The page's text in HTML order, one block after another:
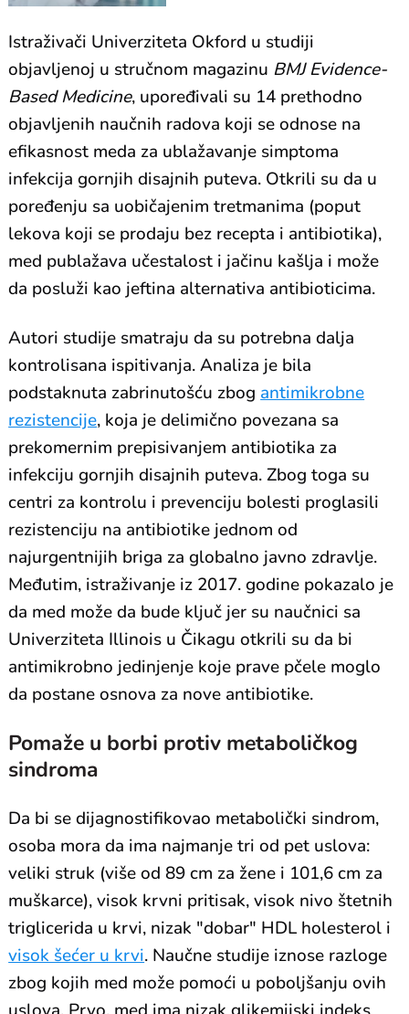
Istraživači Univerziteta Okford u studiji
objavljenoj u stručnom magazinu BMJ Evidence-
Based Medicine, upoređivali su 14 prethodno
objavljenih naučnih radova koji se odnose na
efikasnost meda za ublažavanje simptoma
infekcija gornjih disajnih puteva. Otkrili su da u
poređenju sa uobičajenim tretmanima (poput
lekova koji se prodaju bez recepta i antibiotika),
med publažava učestalost i jačinu kašlja i može
da posluži kao jeftina alternativa antibioticima.
Autori studije smatraju da su potrebna dalja
kontrolisana ispitivanja. Analiza je bila
podstaknuta zabrinutošću zbog antimikrobne
rezistencije, koja je delimično povezana sa
prekomernim prepisivanjem antibiotika za
infekciju gornjih disajnih puteva. Zbog toga su
centri za kontrolu i prevenciju bolesti proglasili
rezistenciju na antibiotike jednom od
najurgentnijih briga za globalno javno zdravlje.
Međutim, istraživanje iz 2017. godine pokazalo je
da med može da bude ključ jer su naučnici sa
Univerziteta Illinois u Čikagu otkrili su da bi
antimikrobno jedinjenje koje prave pčele moglo
da postane osnova za nove antibiotike.
Pomaže u borbi protiv metaboličkog
sindroma
Da bi se dijagnostifikovao metabolički sindrom,
osoba mora da ima najmanje tri od pet uslova:
veliki struk (više od 89 cm za žene i 101,6 cm za
muškarce), visok krvni pritisak, visok nivo štetnih
triglicerida u krvi, nizak "dobar" HDL holesterol i
visok šećer u krvi. Naučne studije iznose razloge
zbog kojih med može pomoći u poboljšanju ovih